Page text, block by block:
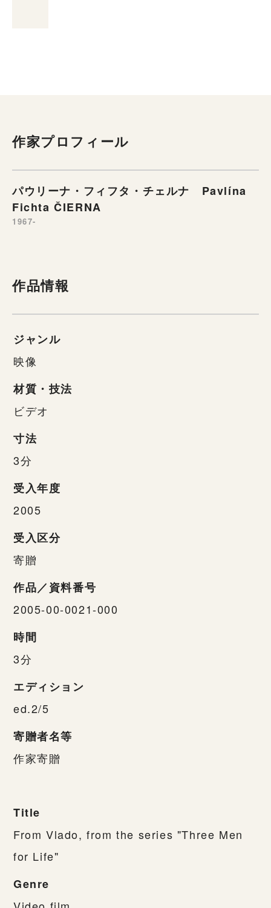
作家プロフィール
パウリーナ・フィフタ・チェルナ Pavlína
Fichta ČIERNA
1967-
作品情報
ジャンル
映像
材質・技法
ビデオ
寸法
3分
受入年度
2005
受入区分
寄贈
作品／資料番号
2005-00-0021-000
時間
3分
エディション
ed.2/5
寄贈者名等
作家寄贈
Title
From Vlado, from the series "Three Men
for Life"
Genre